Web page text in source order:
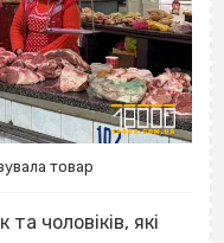
товар
чоловіків, які